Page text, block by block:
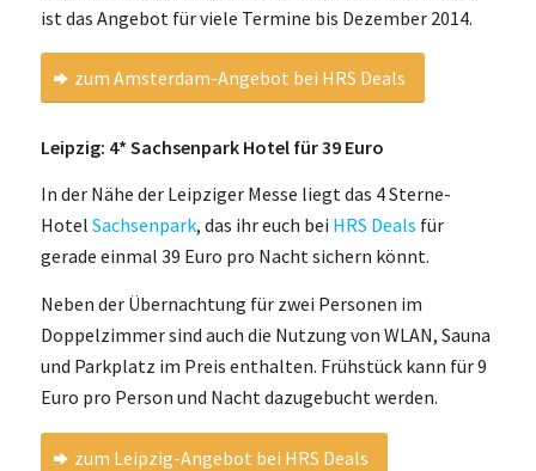
ist das Angebot für viele Termine bis Dezember 2014.
zum Amsterdam-Angebot bei HRS Deals
Leipzig: 4* Sachsenpark Hotel für 39 Euro
In der Nähe der Leipziger Messe liegt das 4 Sterne-
Hotel Sachsenpark, das ihr euch bei HRS Deals für
gerade einmal 39 Euro pro Nacht sichern könnt.
Neben der Übernachtung für zwei Personen im
Doppelzimmer sind auch die Nutzung von WLAN, Sauna
und Parkplatz im Preis enthalten. Frühstück kann für 9
Euro pro Person und Nacht dazugebucht werden.
zum Leipzig-Angebot bei HRS Deals